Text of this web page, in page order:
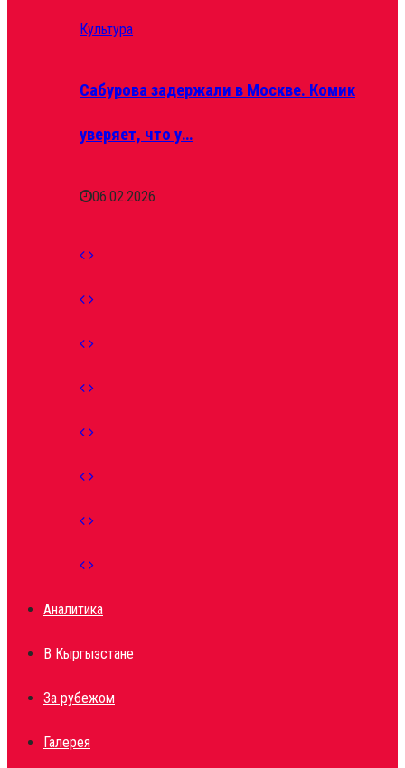
Культура
Сабурова задержали в Москве. Комик
уверяет, что у…
06.02.2026
Аналитика
В Кыргызстане
За рубежом
Галерея